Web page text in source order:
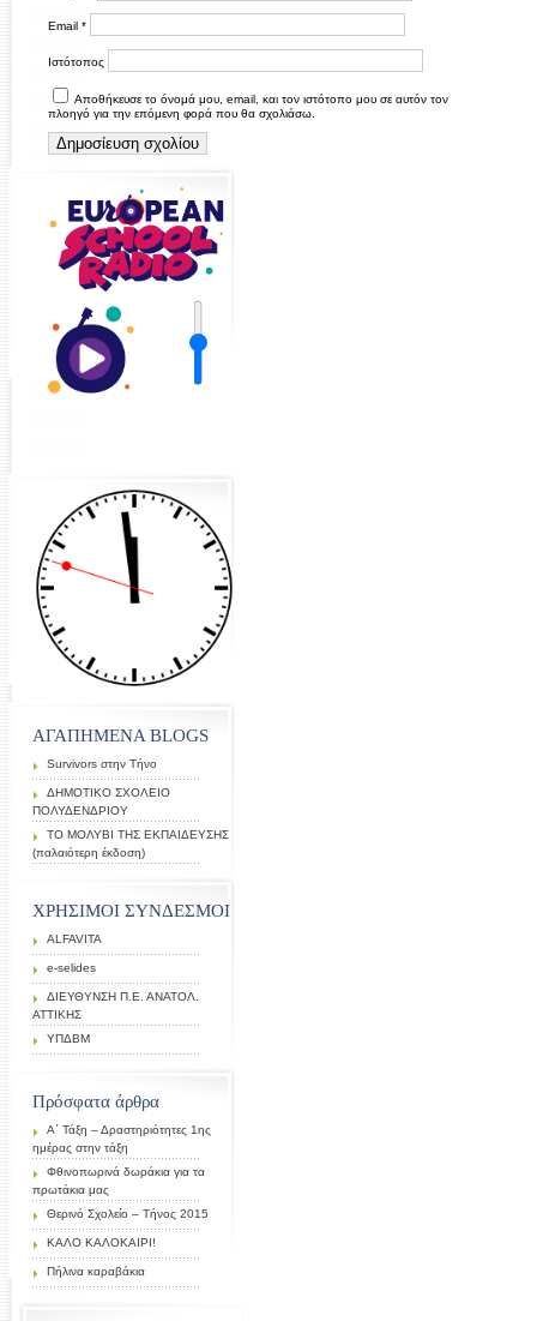
Email *
Ιστότοπος
Αποθήκευσε το όνομά μου, email, και τον ιστότοπο μου σε αυτόν τον
πλοηγό για την επόμενη φορά που θα σχολιάσω.
ΑΓΑΠΗΜΕΝΑ ΒLOGS
Survivors στην Τήνο
ΔΗΜΟΤΙΚΟ ΣΧΟΛΕΙΟ
ΠΟΛΥΔΕΝΔΡΙΟΥ
ΤΟ ΜΟΛΥΒΙ ΤΗΣ ΕΚΠΑΙΔΕΥΣΗΣ
(παλαιότερη έκδοση)
ΧΡΗΣΙΜΟΙ ΣΥΝΔΕΣΜΟΙ
ALFAVITA
e-selides
ΔΙΕΥΘΥΝΣΗ Π.Ε. ΑΝΑΤΟΛ.
ΑΤΤΙΚΗΣ
ΥΠΔΒΜ
Πρόσφατα άρθρα
Α΄ Τάξη – Δραστηριότητες 1ης
ημέρας στην τάξη
Φθινοπωρινά δωράκια για τα
πρωτάκια μας
Θερινό Σχολείο – Τήνος 2015
ΚΑΛΟ ΚΑΛΟΚΑΙΡΙ!
Πήλινα καραβάκια